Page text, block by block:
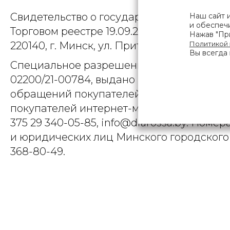
Свидетельство о государственной
Торговом реестре 19.09.2025, № 758300.
220140, г. Минск, ул. Притыцкого, д.79,
Специальное разрешение (лицензия)
02200/21-00784, выдано Министерством
обращений покупателей интернет-
покупателей интернет-магазина о
375 29 340-05-85, info@diarossa.by.
и юридических лиц Минского
368-80-49.
Наш сайт
и
Нажав
Политикой
Вы всегда